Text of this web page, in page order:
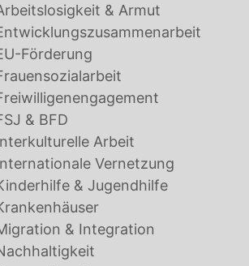
& Armut
Förderung
& BFD
Arbeit
Vernetzung
& Jugendhilfe
& Integration